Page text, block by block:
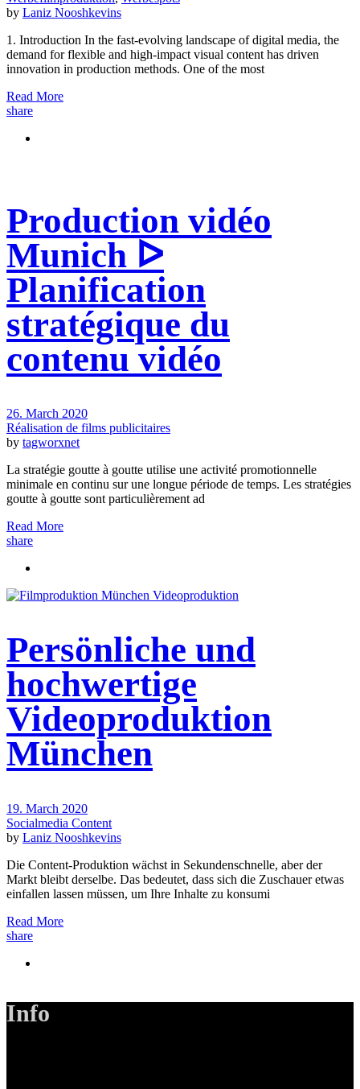
by Laniz Nooshkevins
1. Introduction In the fast-evolving landscape of digital media, the
demand for flexible and high-impact visual content has driven
innovation in production methods. One of the most
Read More
share
Production vidéo
Munich ᐅ
Planification
stratégique du
contenu vidéo
26. March 2020
Réalisation de films publicitaires
by tagworxnet
La stratégie goutte à goutte utilise une activité promotionnelle
minimale en continu sur une longue période de temps. Les stratégies
goutte à goutte sont particulièrement ad
Read More
share
Persönliche und
hochwertige
Videoproduktion
München
19. March 2020
Socialmedia Content
by Laniz Nooshkevins
Die Content-Produktion wächst in Sekundenschnelle, aber der
Markt bleibt derselbe. Das bedeutet, dass sich die Zuschauer etwas
einfallen lassen müssen, um Ihre Inhalte zu konsumi
Read More
share
Info